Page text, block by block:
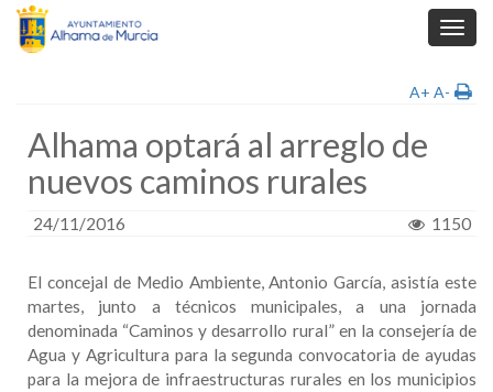
A+ A-
Alhama optará al arreglo de
nuevos caminos rurales
24/11/2016 1150
El concejal de Medio Ambiente, Antonio García, asistía este
martes, junto a técnicos municipales, a una jornada
denominada “Caminos y desarrollo rural” en la consejería de
Agua y Agricultura para la segunda convocatoria de ayudas
para la mejora de infraestructuras rurales en los municipios